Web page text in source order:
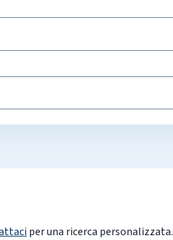
per una ricerca personalizzata.